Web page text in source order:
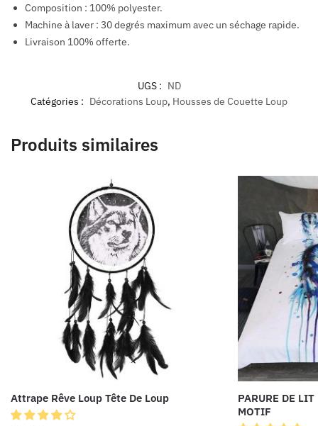
Composition : 100% polyester.
Machine à laver : 30 degrés maximum avec un séchage rapide.
Livraison 100% offerte.
UGS : ND
Catégories : Décorations Loup, Housses de Couette Loup
Produits similaires
Attrape Rêve Loup Tête De Loup
PARURE DE LIT
MOTIF